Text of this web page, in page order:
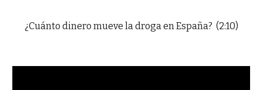
¿Cuánto dinero mueve la droga en España? (2:10)